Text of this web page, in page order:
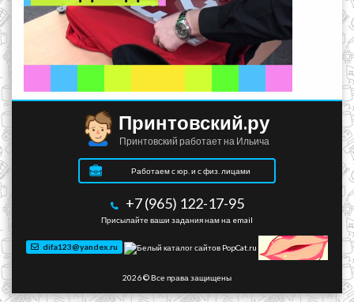
Принтовский.ру
Принтовский работает на Ильича
Работаем с юр. и с физ. лицами
+7 (965) 122-17-95
Присылайте ваши задания нам на email
difa123@yandex.ru
2026 © Все права защищены